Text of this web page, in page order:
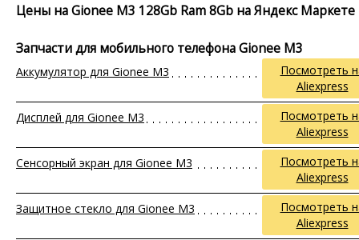
Цены на Gionee M3 128Gb Ram 8Gb на Яндекс Маркете
Запчасти для мобильного телефона Gionee M3
Аккумулятор для Gionee M3
Посмотреть
Aliexpress
Дисплей для Gionee M3
Посмотреть
Aliexpress
Сенсорный экран для Gionee M3
Посмотреть
Aliexpress
Защитное стекло для Gionee M3
Посмотреть
Aliexpress